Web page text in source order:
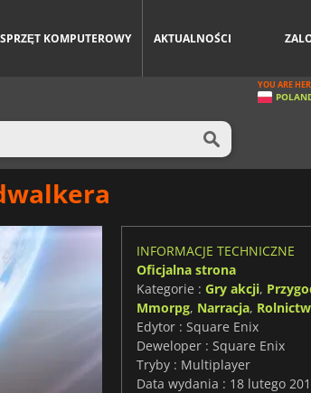
SPRZĘT KOMPUTEROWY AKTUALNOŚCI
YOU ARE
INFORMACJE TECHNICZNE
Oficjalna strona
Kategorie : Gry akcji,
Mmorpg, Narracja,
Edytor : Square Enix
Deweloper : Square Enix
Tryby : Multiplayer
Data wydania : 18 lutego